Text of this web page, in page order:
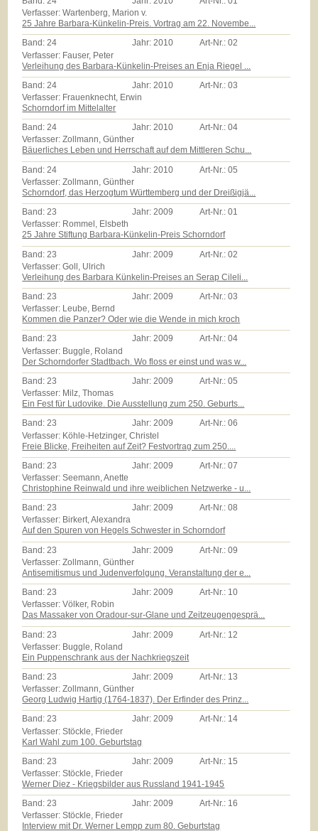
Verfasser: Wartenberg, Marion v.
25 Jahre Barbara-Künkelin-Preis. Vortrag am 22. Novembe...
Band:24 Jahr:2010 Art-Nr.:02
Verfasser: Fauser, Peter
Verleihung des Barbara-Künkelin-Preises an Enja Riegel ...
Band:24 Jahr:2010 Art-Nr.:03
Verfasser: Frauenknecht, Erwin
Schorndorf im Mittelalter
Band:24 Jahr:2010 Art-Nr.:04
Verfasser: Zollmann, Günther
Bäuerliches Leben und Herrschaft auf dem Mittleren Schu...
Band: 24 Jahr: 2010 Art-Nr.:05
Verfasser: Zollmann, Günther
Schorndorf, das Herzogtum Württemberg und der Dreißigjä...
Band:23 Jahr:2009 Art-Nr.:01
Verfasser: Rommel, Elsbeth
25 Jahre Stiftung Barbara-Künkelin-Preis Schorndorf
Band: 23 Jahr: 2009 Art-Nr.:02
Verfasser: Goll, Ulrich
Verleihung des Barbara Künkelin-Preises an Serap Cileli...
Band:23 Jahr:2009 Art-Nr.:03
Verfasser: Leube, Bernd
Kommen die Panzer? Oder wie die Wende in mich kroch
Band:23 Jahr:2009 Art-Nr.:04
Verfasser: Buggle, Roland
Der Schorndorfer Stadtbach. Wo floss er einst und was w...
Band:23 Jahr:2009 Art-Nr.:05
Verfasser: Milz, Thomas
Ein Fest für Ludovike. Die Ausstellung zum 250. Geburts...
Band:23 Jahr:2009 Art-Nr.:06
Verfasser: Köhle-Hetzinger, Christel
Freie Blicke, Freiheiten auf Zeit? Festvortrag zum 250....
Band: 23 Jahr: 2009 Art-Nr.:07
Verfasser: Seemann, Anette
Christophine Reinwald und ihre weiblichen Netzwerke - u...
Band:23 Jahr:2009 Art-Nr.:08
Verfasser: Birkert, Alexandra
Auf den Spuren von Hegels Schwester in Schorndorf
Band: 23 Jahr: 2009 Art-Nr.:09
Verfasser: Zollmann, Günther
Antisemitismus und Judenverfolgung. Veranstaltung der e...
Band:23 Jahr:2009 Art-Nr.: 10
Verfasser: Völker, Robin
Das Massaker von Oradour-sur-Glane und Zeitzeugengesprä...
Band: 23 Jahr: 2009 Art-Nr.: 12
Verfasser: Buggle, Roland
Ein Puppenschrank aus der Nachkriegszeit
Band:23 Jahr:2009 Art-Nr.: 13
Verfasser: Zollmann, Günther
Georg Ludwig Hartig (1764-1837). Der Erfinder des Prinz...
Band:23 Jahr:2009 Art-Nr.: 14
Verfasser: Stöckle, Frieder
Karl Wahl zum 100. Geburtstag
Band:23 Jahr:2009 Art-Nr.: 15
Verfasser: Stöckle, Frieder
Werner Diez - Kriegsbilder aus Russland 1941-1945
Band:23 Jahr:2009 Art-Nr.: 16
Verfasser: Stöckle, Frieder
Interview mit Dr. Werner Lempp zum 80. Geburtstag